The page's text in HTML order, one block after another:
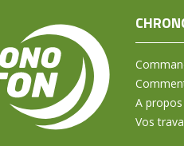
A propos
Vos